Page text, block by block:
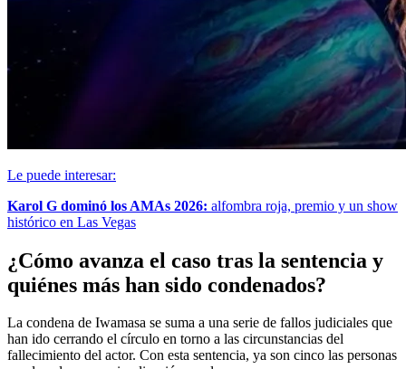
Le puede interesar:
Karol G dominó los AMAs 2026: alfombra roja, premio y un show
histórico en Las Vegas
¿Cómo avanza el caso tras la sentencia y
quiénes más han sido condenados?
La condena de Iwamasa se suma a una serie de fallos judiciales que
han ido cerrando el círculo en torno a las circunstancias del
fallecimiento del actor. Con esta sentencia, ya son cinco las personas